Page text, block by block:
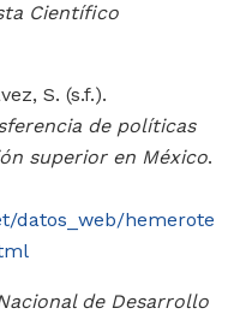
Científico
S. (s.f.).
de políticas
superior en México.
datos_web/hemerote
de Desarrollo